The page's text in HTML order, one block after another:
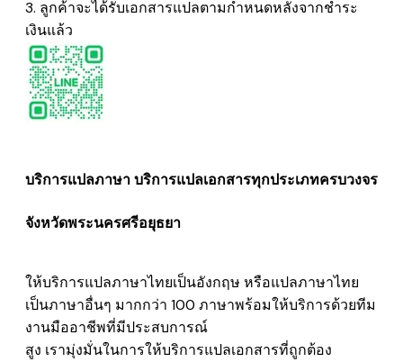
3. ลูกค้าจะได้รับเอกสารแปลตามกำหนดหลังจากชำระ
เงินแล้ว
บริการแปลภาษา บริการแปลเอกสารทุกประเภทครบวงจร
จังหวัดพระนครศรีอยุธยา
ให้บริการแปลภาษาไทยเป็นอังกฤษ หรือแปลภาษาไทย
เป็นภาษาอื่นๆ มากกว่า 100 ภาษาพร้อมให้บริการด้วยทีม
งานมืออาชีพที่มีประสบการณ์
สูง เรามุ่งมั่นในการให้บริการแปลเอกสารที่ถูกต้อง